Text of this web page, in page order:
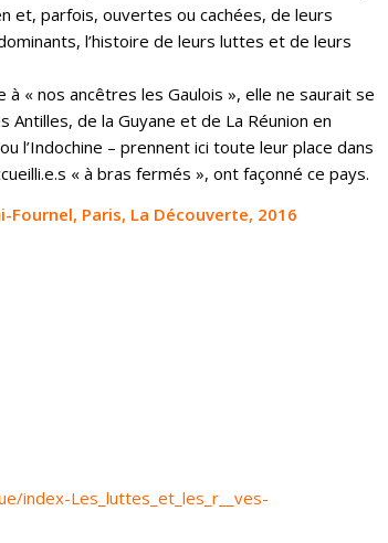
et, parfois, ouvertes ou cachées, de leurs
l’histoire de leurs luttes et de leurs
« nos ancêtres les Gaulois », elle ne saurait se
Antilles, de la Guyane et de La Réunion en
l’Indochine – prennent ici toute leur place dans
« à bras fermés », ont façonné ce pays.
Fournel, Paris, La Découverte, 2016
index-Les_luttes_et_les_r__ves-